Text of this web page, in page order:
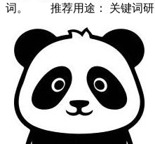
词。 推荐用途： 关键词研